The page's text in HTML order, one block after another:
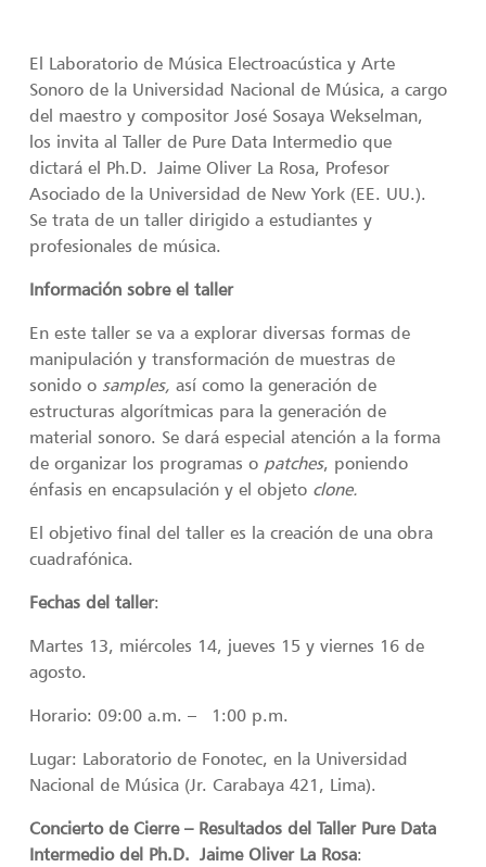
El Laboratorio de Música Electroacústica y Arte
Sonoro de la Universidad Nacional de Música, a cargo
del maestro y compositor José Sosaya Wekselman,
los invita al Taller de Pure Data Intermedio que
dictará el Ph.D. Jaime Oliver La Rosa, Profesor
Asociado de la Universidad de New York (EE. UU.).
Se trata de un taller dirigido a estudiantes y
profesionales de música.
Información sobre el taller
En este taller se va a explorar diversas formas de
manipulación y transformación de muestras de
sonido o samples,así como la generación de
estructuras algorítmicas para la generación de
material sonoro. Se dará especial atención a la forma
de organizar los programas o patches, poniendo
énfasis en encapsulación y el objeto clone.
El objetivo final del taller es la creación de una obra
cuadrafónica.
Fechas del taller:
Martes 13, miércoles 14, jueves 15 y viernes 16 de
agosto.
Horario: 09:00 a.m. – 1:00 p.m.
Lugar: Laboratorio de Fonotec, en la Universidad
Nacional de Música (Jr. Carabaya 421, Lima).
Concierto de Cierre – Resultados del Taller Pure Data
Intermedio del Ph.D. Jaime Oliver La Rosa: